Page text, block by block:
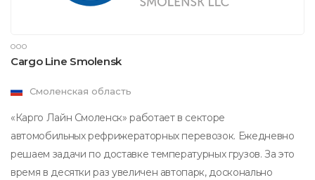
ООО
Cargo Line Smolensk
Смоленская область
«Карго Лайн Смоленск» работает в секторе
автомобильных рефрижераторных перевозок. Ежедневно
решаем задачи по доставке температурных грузов. За это
время в десятки раз увеличен автопарк, досконально